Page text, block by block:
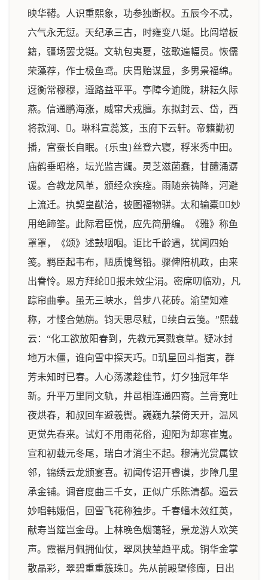
映华鞯。人识重熙象，功参独断权。五辰今不忒，
六气永无愆。天纪承三古，时雍变八埏。比闾增板
籍，疆场罢戈铤。文轨包夷夏，弦歌遍幅员。恢儒
荣藻荐，作士极鱼鸢。庆胄贻谋显，多男景福绵。
迓衡常穆穆，遵路益平平。亭障今逾陇，耕耘久际
燕。信通鹏海涨，威窜犬戎膻。东拟封云、岱，西
将款涧、。琳科宣蕊笈，玉府下云轩。帝籍勤初
播，宫蚕长自眠。{乐虫}丝登六寝，稃米秀中田。
庙鹤垂昭格，坛光监吉蠲。灵芝滋菌蠢，甘醴涌潺
谖。合教龙风革，颁经众疾痊。雨随亲祷降，河避
上流迁。执契皇猷洽，披图福物骈。太和输橐，妙
用绝蹄筌。此际君臣悦，应先简册编。《雅》称鱼
罩罩，《颂》述鼓咽咽。讵比千龄遇，犹闻四始
笺。羁臣起韦布，陋质愧驽铅。骤俾陪机政，由来
出眷怜。恩方拜纶，报未效尘涓。密席叨临劝，凡
踪帘曲拳。虽无三峡水，曾步八花砖。渝望知难
称，才悭合勉旃。钧天思尽赋，续白云笺。”熙载
云：“化工欲放阳春到，先教元冥戮衰草。疑冰封
地万木僵，谁向雪中探天巧。玑星回斗指寅，群
芳未知时已春。人心荡漾趁佳节，灯夕独冠年华
新。升平万里同文轨，井邑相连通四裔。兰膏竞吐
夜烘春，和叔回车避羲辔。巍巍九禁倚天开，温风
更觉先春来。试灯不用雨花俗，迎阳为却寒崔嵬。
宣和初载元冬尾，瑞白才消尘不起。穆清光赏属钦
邻，锦绣云龙颁宴喜。初闻传诏开睿谟，步障几里
承金铺。调音度曲三千女，正似广乐陈清都。遏云
妙唱韩娥侣，回雪飞花称独步。千春蟠木效红英，
献寿当筵岂金母。上林晚色烟蔼轻，景龙游人欢笑
声。霞裾月佩拥仙仗，翠凤挟辇趋平成。铜华金掌
散晶彩，翠碧重重簇珠。先从前殿望修廊，日出